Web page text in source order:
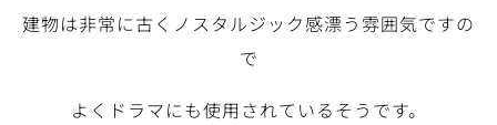
建物は非常に古くノスタルジック感漂う雰囲気ですの
で
よくドラマにも使用されているそうです。